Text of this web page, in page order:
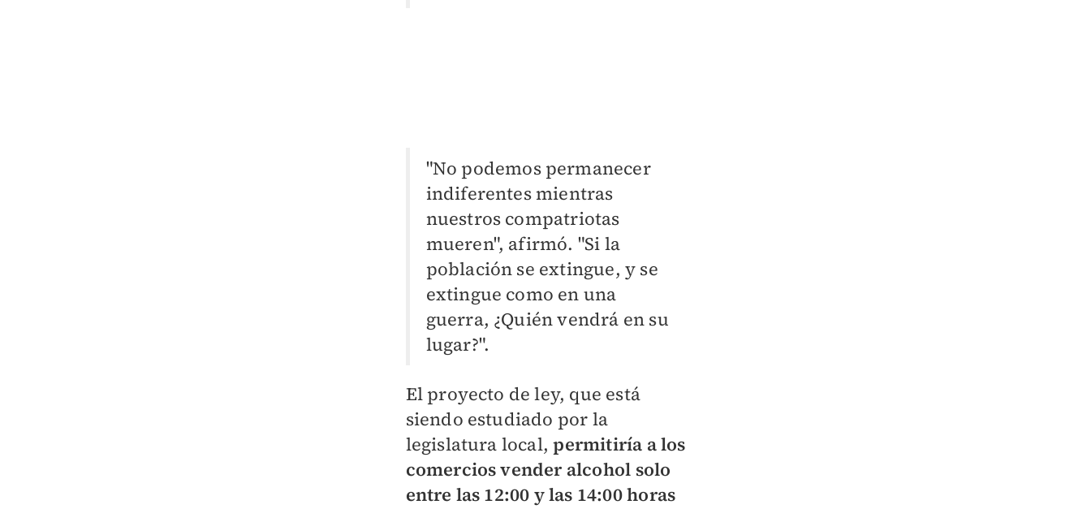
"No podemos permanecer
indiferentes mientras
nuestros compatriotas
mueren", afirmó. "Si la
población se extingue, y se
extingue como en una
guerra, ¿Quién vendrá en su
lugar?".
El proyecto de ley, que está
siendo estudiado por la
legislatura local,permitiría a los
comercios vender alcohol solo
entre las 12:00 y las 14:00 horas